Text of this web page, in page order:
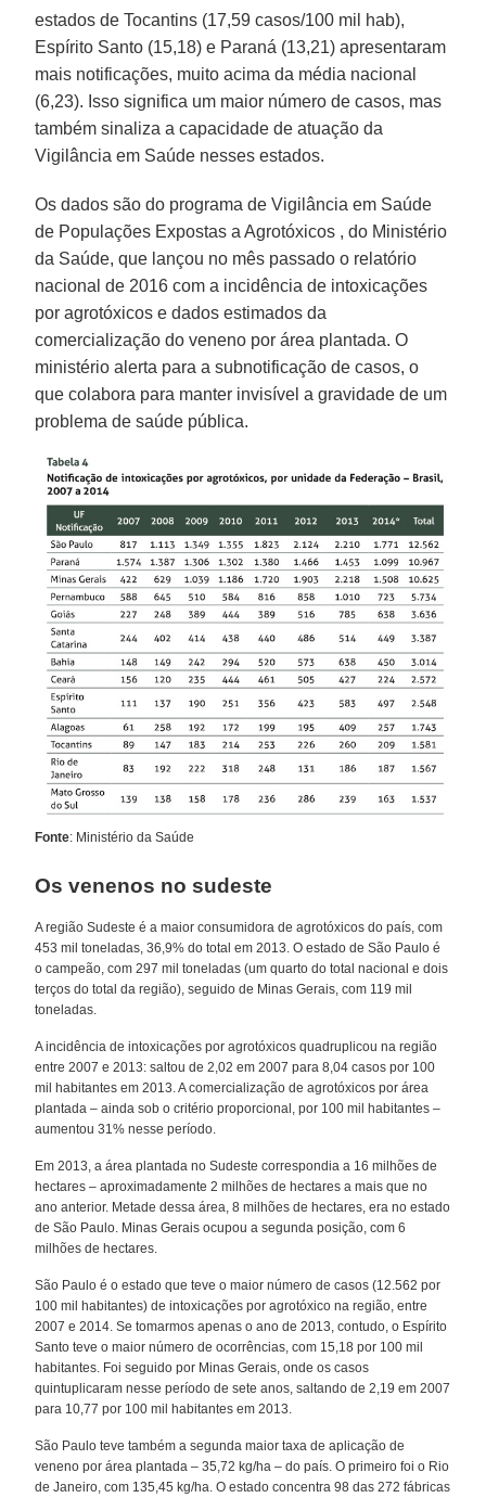
estados de Tocantins (17,59 casos/100 mil hab),
Espírito Santo (15,18) e Paraná (13,21) apresentaram
mais notificações, muito acima da média nacional
(6,23). Isso significa um maior número de casos, mas
também sinaliza a capacidade de atuação da
Vigilância em Saúde nesses estados.
Os dados são do programa de Vigilância em Saúde
de Populações Expostas a Agrotóxicos , do Ministério
da Saúde, que lançou no mês passado o relatório
nacional de 2016 com a incidência de intoxicações
por agrotóxicos e dados estimados da
comercialização do veneno por área plantada. O
ministério alerta para a subnotificação de casos, o
que colabora para manter invisível a gravidade de um
problema de saúde pública.
Fonte: Ministério da Saúde
Os venenos no sudeste
A região Sudeste é a maior consumidora de agrotóxicos do país, com
453 mil toneladas, 36,9% do total em 2013. O estado de São Paulo é
o campeão, com 297 mil toneladas (um quarto do total nacional e dois
terços do total da região), seguido de Minas Gerais, com 119 mil
toneladas.
A incidência de intoxicações por agrotóxicos quadruplicou na região
entre 2007 e 2013: saltou de 2,02 em 2007 para 8,04 casos por 100
mil habitantes em 2013. A comercialização de agrotóxicos por área
plantada – ainda sob o critério proporcional, por 100 mil habitantes –
aumentou 31% nesse período.
Em 2013, a área plantada no Sudeste correspondia a 16 milhões de
hectares – aproximadamente 2 milhões de hectares a mais que no
ano anterior. Metade dessa área, 8 milhões de hectares, era no estado
de São Paulo. Minas Gerais ocupou a segunda posição, com 6
milhões de hectares.
São Paulo é o estado que teve o maior número de casos (12.562 por
100 mil habitantes) de intoxicações por agrotóxico na região, entre
2007 e 2014. Se tomarmos apenas o ano de 2013, contudo, o Espírito
Santo teve o maior número de ocorrências, com 15,18 por 100 mil
habitantes. Foi seguido por Minas Gerais, onde os casos
quintuplicaram nesse período de sete anos, saltando de 2,19 em 2007
para 10,77 por 100 mil habitantes em 2013.
São Paulo teve também a segunda maior taxa de aplicação de
veneno por área plantada – 35,72 kg/ha – do país. O primeiro foi o Rio
de Janeiro, com 135,45 kg/ha. O estado concentra 98 das 272 fábricas